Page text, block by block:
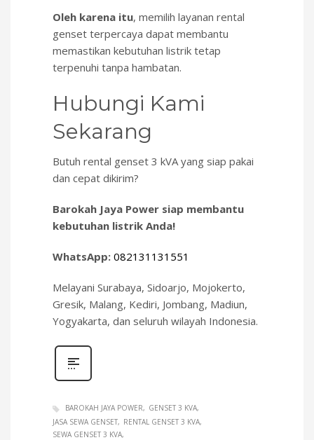
Oleh karena itu, memilih layanan rental
genset terpercaya dapat membantu
memastikan kebutuhan listrik tetap
terpenuhi tanpa hambatan.
Hubungi Kami
Sekarang
Butuh rental genset 3 kVA yang siap pakai
dan cepat dikirim?
Barokah Jaya Power siap membantu
kebutuhan listrik Anda!
WhatsApp: 082131131551
Melayani Surabaya, Sidoarjo, Mojokerto,
Gresik, Malang, Kediri, Jombang, Madiun,
Yogyakarta, dan seluruh wilayah Indonesia.
BAROKAH JAYA POWER
GENSET 3 KVA
JASA SEWA GENSET
RENTAL GENSET 3 KVA
SEWA GENSET 3 KVA